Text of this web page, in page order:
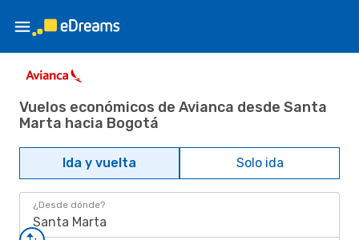
Vuelos económicos de Avianca desde Santa
Marta hacia Bogotá
Ida y vuelta Solo ida
¿Desde dónde?
Santa Marta